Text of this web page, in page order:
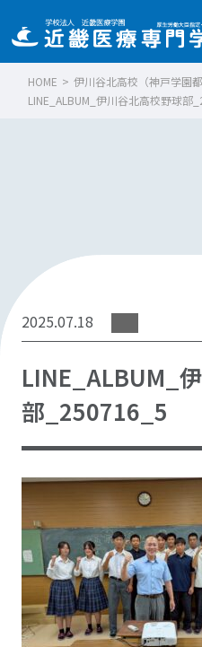
HOME > 伊川谷北高校（神戸学園
LINE_ALBUM_伊川谷北高校野球部
2025.07.18
LINE_ALBUM_
部_250716_5